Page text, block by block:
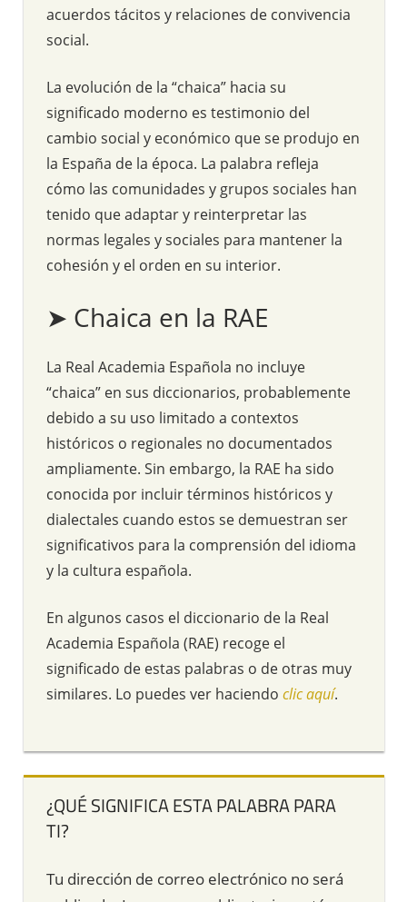
acuerdos tácitos y relaciones de convivencia
social.
La evolución de la “chaica” hacia su
significado moderno es testimonio del
cambio social y económico que se produjo en
la España de la época. La palabra refleja
cómo las comunidades y grupos sociales han
tenido que adaptar y reinterpretar las
normas legales y sociales para mantener la
cohesión y el orden en su interior.
➤ Chaica en la RAE
La Real Academia Española no incluye
“chaica” en sus diccionarios, probablemente
debido a su uso limitado a contextos
históricos o regionales no documentados
ampliamente. Sin embargo, la RAE ha sido
conocida por incluir términos históricos y
dialectales cuando estos se demuestran ser
significativos para la comprensión del idioma
y la cultura española.
En algunos casos el diccionario de la Real
Academia Española (RAE) recoge el
significado de estas palabras o de otras muy
similares. Lo puedes ver haciendo clic aquí.
¿QUÉ SIGNIFICA ESTA PALABRA PARA
TI?
Tu dirección de correo electrónico no será